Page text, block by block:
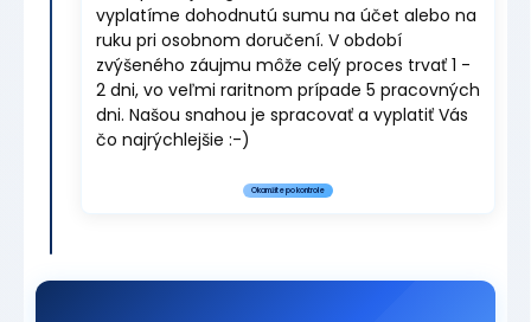
vyplatíme dohodnutú sumu na účet alebo na
ruku pri osobnom doručení. V období
zvýšeného záujmu môže celý proces trvať 1 -
2 dni, vo veľmi raritnom prípade 5 pracovných
dni. Našou snahou je spracovať a vyplatiť Vás
čo najrýchlejšie :-)
Okamžite po kontrole